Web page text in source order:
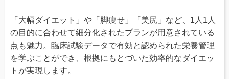
「大幅ダイエット」や「脚痩せ」「美尻」など、1人1人
の目的に合わせて細分化されたプランが用意されている
点も魅力。臨床試験データで有効と認められた栄養管理
を学ぶことができ、根拠にもとづいた効率的なダイエッ
トが実現します。